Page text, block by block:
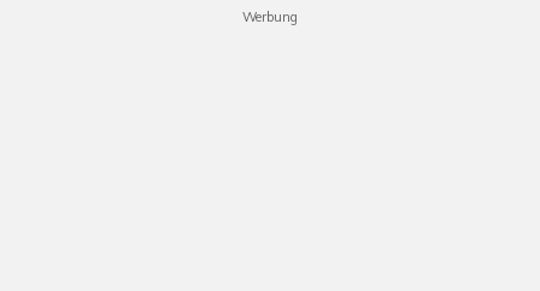
Werbung